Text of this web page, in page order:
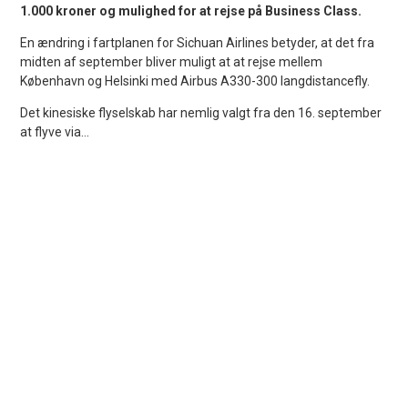
1.000 kroner og mulighed for at rejse på Business Class.
En ændring i fartplanen for Sichuan Airlines betyder, at det fra
midten af september bliver muligt at at rejse mellem
København og Helsinki med Airbus A330-300 langdistancefly.
Det kinesiske flyselskab har nemlig valgt fra den 16. september
at flyve via...